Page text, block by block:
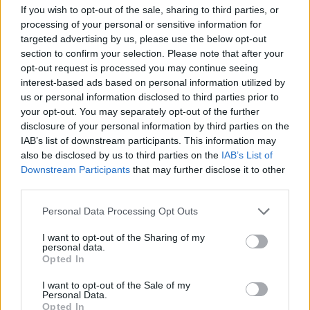
If you wish to opt-out of the sale, sharing to third parties, or
processing of your personal or sensitive information for
targeted advertising by us, please use the below opt-out
section to confirm your selection. Please note that after your
opt-out request is processed you may continue seeing
interest-based ads based on personal information utilized by
us or personal information disclosed to third parties prior to
your opt-out. You may separately opt-out of the further
disclosure of your personal information by third parties on the
IAB’s list of downstream participants. This information may
also be disclosed by us to third parties on the IAB’s List of
Downstream Participants that may further disclose it to other
Personal Data Processing Opt Outs
I want to opt-out of the Sharing of my
personal data.
Opted In
I want to opt-out of the Sale of my
Personal Data.
Opted In
SOUVISEJÍCÍ ČLÁNKY
VÍCE OD AUTORA
Zpravodajství
Většina koupališť na Příbramsku nabízí
výborné podmínky. Horší voda je jen na
Živohošti
Příbram modernizuje parkovací automaty.
Přibudou i tři nové poblíž Svaté Hory
Zpravodajství
Středočeský kraj upravil pravidla soutěže.
Obce nově získají body i za předcházení
vzniku odpadu